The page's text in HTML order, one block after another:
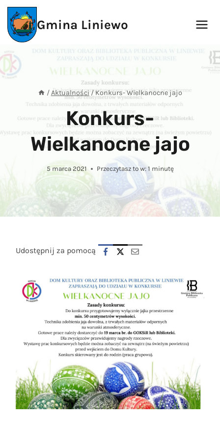
Przejdź
treści
Gmina Liniewo
/Aktualności / Konkurs- Wielkanocne jajo
Konkurs-
Wielkanocne jajo
5 marca 2021 Przeczytasz to w:1 minutę
Udostępnij za pomocą